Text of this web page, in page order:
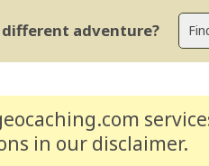
adventure?
in our disclaimer.